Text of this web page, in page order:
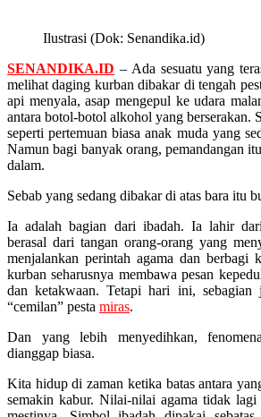
Ilustrasi (Dok: Senandika.id)
SENANDIKA.ID – Ada sesuatu yang
melihat daging kurban dibakar di tengah
api menyala, asap mengepul ke udara
antara botol-botol alkohol yang berserakan.
seperti pertemuan biasa anak muda yang
Namun bagi banyak orang, pemandangan
dalam.
Sebab yang sedang dibakar di atas bara itu
Ia adalah bagian dari ibadah. Ia lahir
berasal dari tangan orang-orang yang
menjalankan perintah agama dan berbagi
kurban seharusnya membawa pesan
dan ketakwaan. Tetapi hari ini, sebagian
“cemilan” pesta miras.
Dan yang lebih menyedihkan,
dianggap biasa.
Kita hidup di zaman ketika batas antara
semakin kabur. Nilai-nilai agama tidak lagi